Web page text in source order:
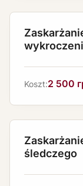
Koszt:2 500
śledczego